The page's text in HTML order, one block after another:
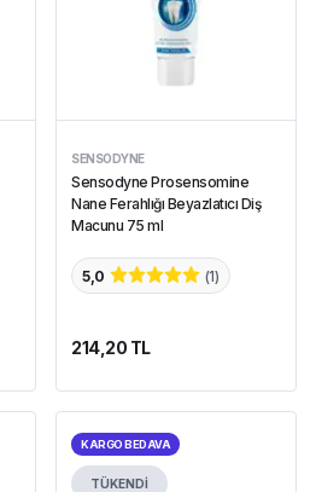
SENSODYNE
Sensodyne Prosensomine
Nane Ferahlığı Beyazlatıcı Diş
Macunu 75 ml
5,0 (1)
214,20 TL
KARGO BEDAVA
TÜKENDİ